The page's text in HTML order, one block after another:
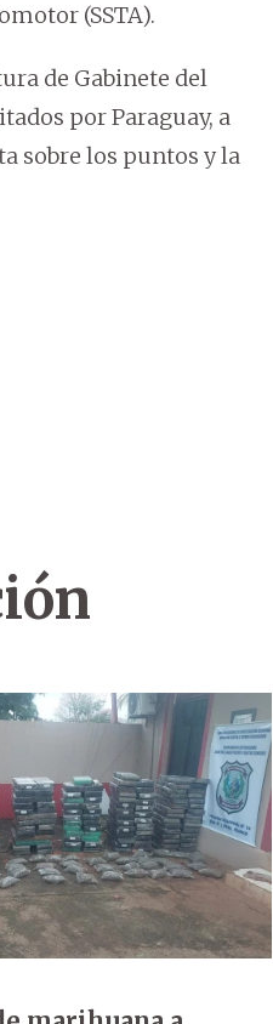
(SSTA).
de Gabinete del
por Paraguay, a
sobre los puntos y la